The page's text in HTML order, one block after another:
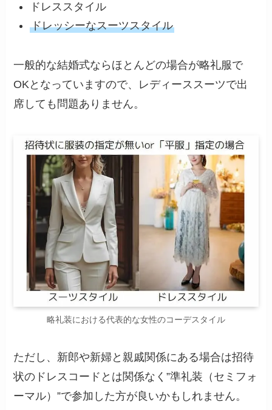
ドレススタイル
ドレッシーなスーツスタイル
一般的な結婚式ならほとんどの場合が略礼服で
OKとなっていますので、レディーススーツで出
席しても問題ありません。
略礼装における代表的な女性のコーデスタイル
ただし、新郎や新婦と親戚関係にある場合は招待
状のドレスコードとは関係なく”準礼装（セミフォ
ーマル）”で参加した方が良いかもしれません。